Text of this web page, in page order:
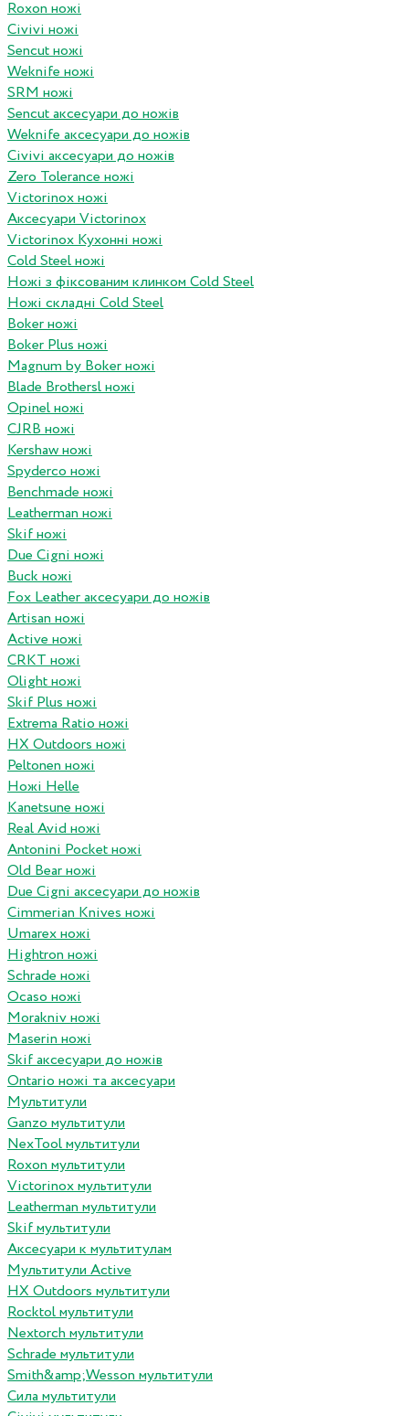
Roxon ножi
Civivi ножі
Sencut ножі
Weknife ножі
SRM ножі
Sencut аксесуари до ножів
Weknife аксесуари до ножів
Civivi аксесуари до ножів
Zero Tolerance ножі
Victorinox ножі
Аксесуари Victorinox
Victorinox Кухонні ножі
Cold Steel ножі
Ножі з фіксованим клинком Cold Steel
Ножі складні Cold Steel
Boker ножі
Boker Plus ножі
Magnum by Boker ножі
Blade Brothersl ножі
Opinel ножі
CJRB ножі
Kershaw ножі
Spyderco ножі
Benchmade ножі
Leatherman ножі
Skif ножі
Due Cigni ножі
Buck ножі
Fox Leather аксесуари до ножів
Artisan ножі
Active ножі
CRKT ножі
Olight ножі
Skif Plus ножі
Extrema Ratio ножі
HX Outdoors ножі
Peltonen ножі
Ножі Helle
Kanetsune ножі
Real Avid ножі
Antonini Pocket ножі
Old Bear ножі
Due Cigni аксесуари до ножів
Cimmerian Knives ножі
Umarex ножі
Hightron ножі
Schrade ножі
Ocaso ножі
Morakniv ножі
Maserin ножі
Skif аксесуари до ножів
Ontario ножі та аксесуари
Мультитули
Ganzo мультитули
NexTool мультитули
Roxon мультитули
Victorinox мультитули
Leatherman мультитули
Skif мультитули
Аксесуари к мультитулам
Мультитули Active
HX Outdoors мультитули
Rocktol мультитули
Nextorch мультитули
Schrade мультитули
Smith&amp;Wesson мультитули
Сила мультитули